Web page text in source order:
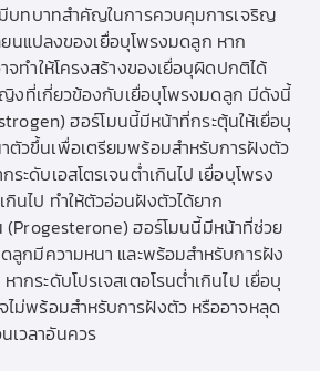
ทบาทสำคัญในการควบคุมการเจริญ
ยนแปลงของเยื่อบุโพรงมดลูก หาก
ทำให้โครงสร้างของเยื่อบุผิดปกติได้
งที่เกี่ยวข้องกับเยื่อบุโพรงมดลูก มีดังนี้
ฮอร์โมนนี้มีหน้าที่กระตุ้นให้เยื่อบุ
ตัวขึ้นเพื่อเตรียมพร้อมสำหรับการฝังตัว
ะดับเอสโตรเจนต่ำเกินไป เยื่อบุโพรง
นไป ทำให้ตัวอ่อนฝังตัวได้ยาก
(Progesterone) ฮอร์โมนนี้มีหน้าที่ช่วย
ลูกมีความหนา และพร้อมสำหรับการฝัง
กระดับโปรเจสเตอโรนต่ำเกินไป เยื่อบุ
ไม่พร้อมสำหรับการฝังตัว หรืออาจหลุด
เวลาอันควร